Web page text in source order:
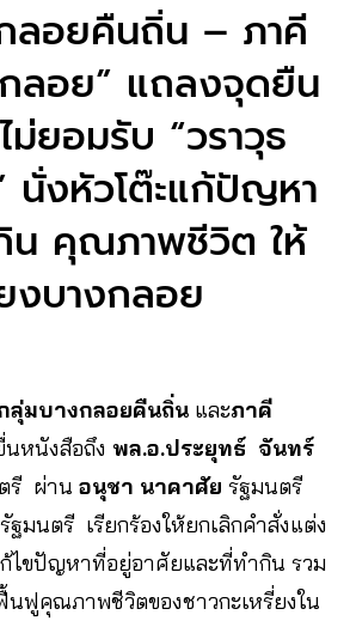
ลอยคืนถิ่น – ภาคี
กลอย” แถลงจุดยืน
ยอมรับ “วราวุธ
นั่งหัวโต๊ะแก้ปัญหา
น คุณภาพชีวิต ให้
งบางกลอย
ลุ่มบางกลอยคืนถิ่น และภาคี
นหนังสือถึง พล.อ.ประยุทธ์ จันทร์
รี ผ่าน อนุชา นาคาศัย รัฐมนตรี
มนตรี เรียกร้องให้ยกเลิกคำสั่งแต่ง
ไขปัญหาที่อยู่อาศัยและที่ทำกิน รวม
ฟูคุณภาพชีวิตของชาวกะเหรี่ยงใน